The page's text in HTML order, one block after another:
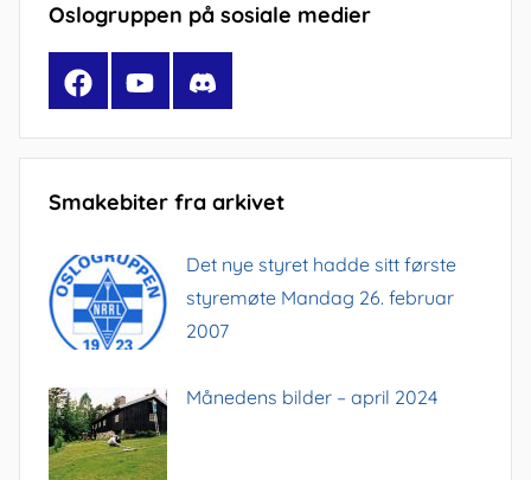
Oslogruppen på sosiale medier
FacebookYouTubeDiscord
Smakebiter fra arkivet
Det nye styret hadde sitt første
styremøte Mandag 26. februar
2007
Månedens bilder – april 2024